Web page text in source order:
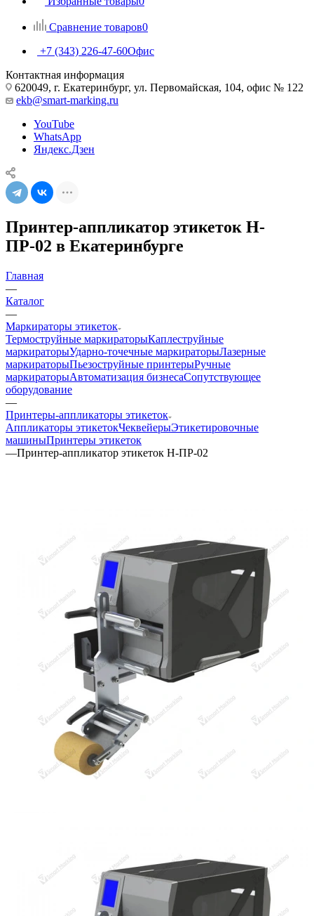
Сравнение товаров0
+7 (343) 226-47-60Офис
Контактная информация
620049, г. Екатеринбург, ул. Первомайская, 104, офис № 122
ekb@smart-marking.ru
YouTube
WhatsApp
Яндекс.Дзен
Принтер-аппликатор этикеток Н-
ПР-02 в Екатеринбурге
Главная
—
Каталог
—
Маркираторы этикеток
Термоструйные маркираторыКаплеструйные
маркираторыУдарно-точечные маркираторыЛазерные
маркираторыПьезоструйные принтерыРучные
маркираторыАвтоматизация бизнесаСопутствующее
оборудование
—
Принтеры-аппликаторы этикеток
Аппликаторы этикетокЧеквейерыЭтикетировочные
машиныПринтеры этикеток
—Принтер-аппликатор этикеток Н-ПР-02